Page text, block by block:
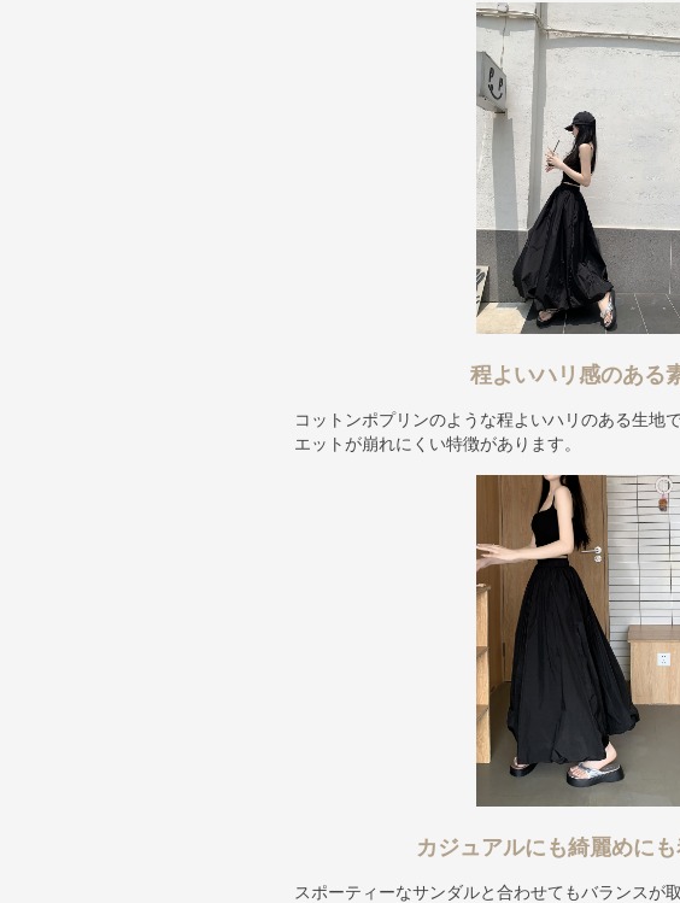
程よいハリ感のある
コットンポプリンのような程よいハリのある生地
エットが崩れにくい特徴があります。
カジュアルにも綺麗めに
スポーティーなサンダルと合わせてもバランスが